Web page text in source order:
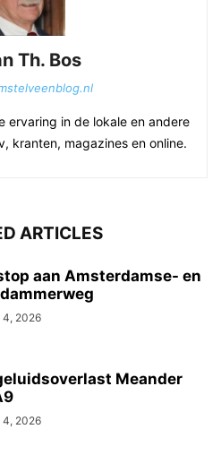
Th. Bos
ervaring in de lokale en andere
kranten, magazines en online.
ARTICLES
aan Amsterdamse- en
4, 2026
Meander
4, 2026